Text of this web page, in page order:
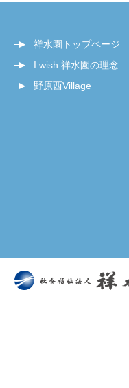
祥水園トップページ
I wish 祥水園の理念
野原西Village